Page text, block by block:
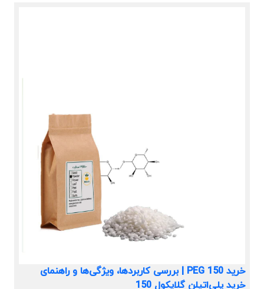
خرید PEG 150 | بررسی کاربردها، ویژگی‌ها و راهنمای
خرید پلی‌اتیلن گلایکول 150